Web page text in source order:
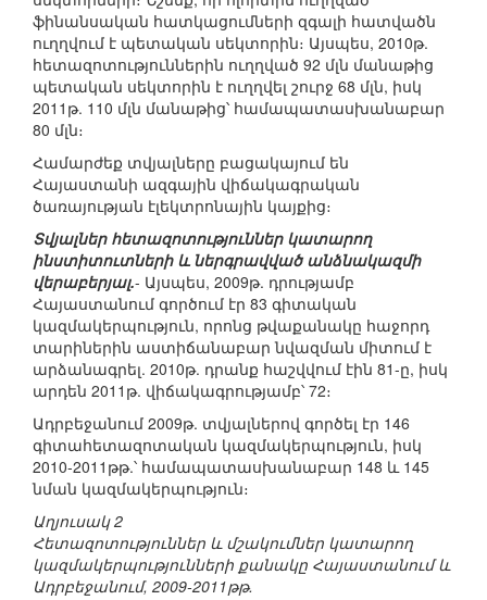
ֆինանսական հատկացումների զգալի հատվածն
ուղղվում է պետական սեկտորին։ Այսպես, 2010թ.
հետազոտություններին ուղղված 92 մլն մանաթից
պետական սեկտորին է ուղղվել շուրջ 68 մլն, իսկ
2011թ. 110 մլն մանաթից՝ համապատասխանաբար
80 մլն։
Համարժեք տվյալները բացակայում են
Հայաստանի ազգային վիճակագրական
ծառայության էլեկտրոնային կայքից։
Տվյալներ հետազոտություններ կատարող
ինստիտուտների և ներգրավված անձնակազմի
վերաբերյալ.- Այսպես, 2009թ. դրությամբ
Հայաստանում գործում էր 83 գիտական
կազմակերպություն, որոնց թվաքանակը հաջորդ
տարիներին աստիճանաբար նվազման միտում է
արձանագրել. 2010թ. դրանք հաշվվում էին 81-ը, իսկ
արդեն 2011թ. վիճակագրությամբ՝ 72։
Ադրբեջանում 2009թ. տվյալներով գործել էր 146
գիտահետազոտական կազմակերպություն, իսկ
2010-2011թթ.՝ համապատասխանաբար 148 և 145
նման կազմակերպություն։
Աղյուսակ 2
Հետազոտություններ և մշակումներ կատարող
կազմակերպությունների քանակը Հայաստանում և
Ադրբեջանում, 2009-2011թթ.